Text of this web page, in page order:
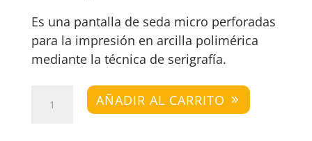
Es una pantalla de seda micro perforadas
para la impresión en arcilla polimérica
mediante la técnica de serigrafía.
Hojas
AÑADIR AL CARRITO